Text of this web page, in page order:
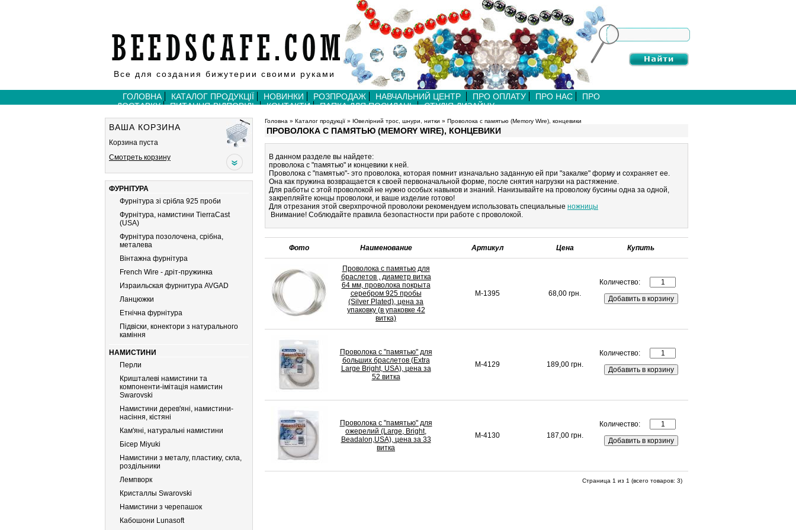
Все для создания бижутерии своими руками
ГОЛОВНА КАТАЛОГ ПРОДУКЦІЇ НОВИНКИ РОЗПРОДАЖ НАВЧАЛЬНИЙ ЦЕНТР ПРО ОПЛАТУ ПРО НАС
ПРО
ДОСТАВКУ
ПИТАННЯ-ВІДПОВІДЬ КОНТАКТИ ПАПКА ДЛЯ ПОСИЛАНЬ СТУДІЯ ДИЗАЙНУ
ВАША КОРЗИНА
Корзина пуста
Смотреть корзину
ФУРНІТУРА
Фурнітура зі срібла 925 проби
Фурнітура, намистини TierraCast
(USA)
Фурнітура позолочена, срібна,
металева
Вiнтажна фурнiтура
French Wire - дріт-пружинка
Израильская фурнитура AVGAD
Ланцюжки
Етнічна фурнітура
Підвіски, конектори з натурального
каміння
НАМИСТИНИ
Перли
Кришталеві намистини та
компоненти-імітація намистин
Swarovski
Намистини дерев'яні, намистини-
насіння, кістяні
Кам'яні, натуральні намистини
Бiсер Miyuki
Намистини з металу, пластику, скла,
роздільники
Лемпворк
Кристаллы Swarovski
Намистини з черепашок
Кабошони Lunasoft
Головна » Каталог продукції » Ювелірний трос, шнури, нитки » Проволока с памятью (Memory Wire), концевики
ПРОВОЛОКА С ПАМЯТЬЮ (MEMORY WIRE), КОНЦЕВИКИ
В данном разделе вы найдете:
проволока с "памятью" и концевики к ней.
Проволока с "памятью"- это проволока, которая помнит изначально заданную ей при "закалке" форму и сохраняет ее.
Она как пружина возвращается к своей первоначальной форме, после снятия нагрузки на растяжение.
Для работы с этой проволокой не нужно особых навыков и знаний. Нанизывайте на проволоку бусины одна за одной,
закрепляйте концы проволоки, и ваше изделие готово!
Для отрезания этой сверхпрочной проволоки рекомендуем использовать специальные ножницы
Внимание! Соблюдайте правила безопастности при работе с проволокой.
Фото Наименование Артикул Цена Купить
Проволока с памятью для
браслетов , диаметр витка
64 мм, проволока покрыта
серебром 925 пробы
(Silver Plated), цена за
упаковку (в упаковке 42
витка)
M-1395 68,00 грн.
Количество:
Проволока с "памятью" для
больших браслетов (Extra
Large Bright, USA), цена за
52 витка
M-4129 189,00 грн.
Количество:
Проволока с "памятью" для
ожерелий (Large, Bright,
Beadalon,USA), цена за 33
витка
M-4130 187,00 грн.
Количество:
Страница 1 из 1 (всего товаров: 3)